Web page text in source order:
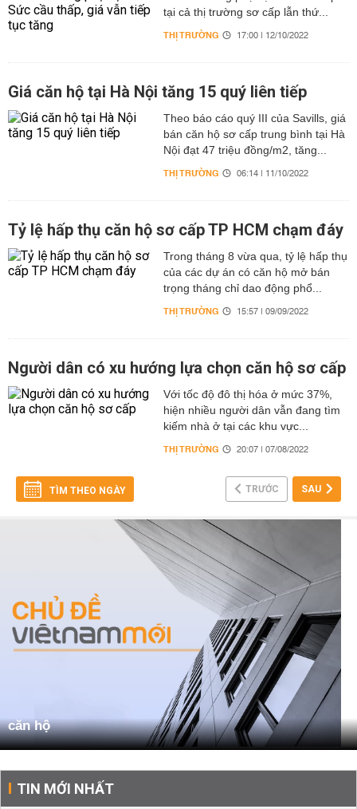
tại cả thị trường sơ cấp lẫn thứ...
THỊ TRƯỜNG 17:00 | 12/10/2022
Giá căn hộ tại Hà Nội tăng 15 quý liên tiếp
Theo báo cáo quý III của Savills, giá
bán căn hộ sơ cấp trung bình tại Hà
Nội đạt 47 triệu đồng/m2, tăng...
THỊ TRƯỜNG 06:14 | 11/10/2022
Tỷ lệ hấp thụ căn hộ sơ cấp TP HCM chạm đáy
Trong tháng 8 vừa qua, tỷ lệ hấp thụ
của các dự án có căn hộ mở bán
trọng tháng chỉ dao động phổ...
THỊ TRƯỜNG 15:57 | 09/09/2022
Người dân có xu hướng lựa chọn căn hộ sơ cấp
Với tốc độ đô thị hóa ở mức 37%,
hiện nhiều người dân vẫn đang tìm
kiếm nhà ở tại các khu vực...
THỊ TRƯỜNG 20:07 | 07/08/2022
TÌM THEO NGÀY TRƯỚC SAU
căn hộ
TIN MỚI NHẤT